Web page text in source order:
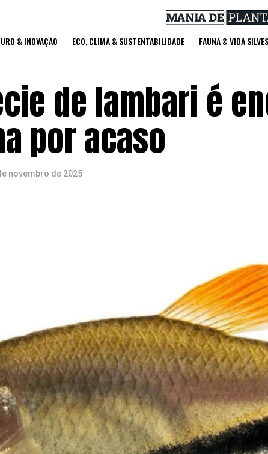
& INOVAÇÃO ECO, CLIMA & SUSTENTABILIDADE FAUNA & VIDA
de lambari é
por acaso
novembro de 2025